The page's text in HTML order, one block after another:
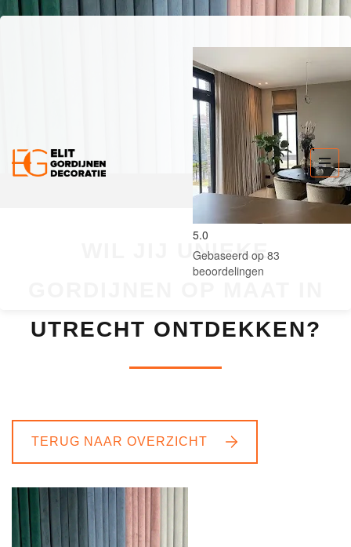
5.0
Gebaseerd op 83
beoordelingen
WIL JIJ UNIEKE
UTRECHT ONTDEKKEN?
TERUG NAAR OVERZICHT